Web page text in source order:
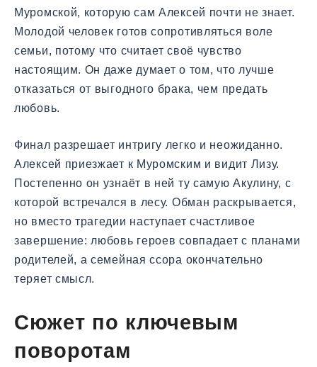
Муромской, которую сам Алексей почти не знает.
Молодой человек готов сопротивляться воле
семьи, потому что считает своё чувство
настоящим. Он даже думает о том, что лучше
отказаться от выгодного брака, чем предать
любовь.
Финал разрешает интригу легко и неожиданно.
Алексей приезжает к Муромским и видит Лизу.
Постепенно он узнаёт в ней ту самую Акулину, с
которой встречался в лесу. Обман раскрывается,
но вместо трагедии наступает счастливое
завершение: любовь героев совпадает с планами
родителей, а семейная ссора окончательно
теряет смысл.
Сюжет по ключевым
поворотам